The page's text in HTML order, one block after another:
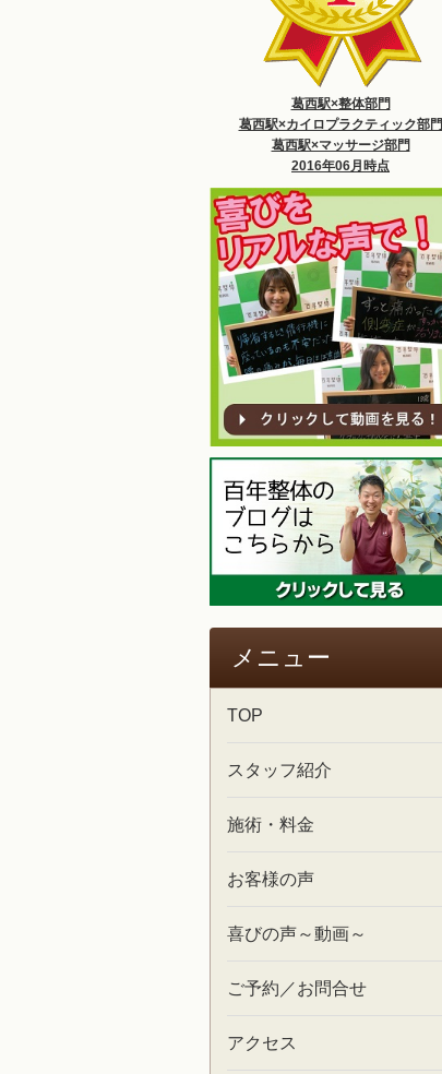
葛西駅×整体部門
葛西駅×カイロプラクティック部門
葛西駅×マッサージ部門
2016年06月時点
メニュー
TOP
スタッフ紹介
施術・料金
お客様の声
喜びの声～動画～
ご予約／お問合せ
アクセス